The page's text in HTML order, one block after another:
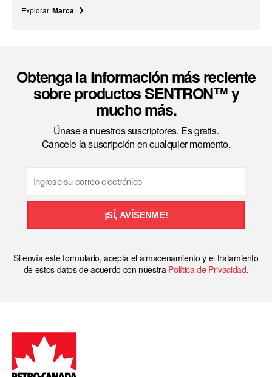
Explorar Marca
Obtenga la información más reciente
sobre productos SENTRON™ y
mucho más.
Únase a nuestros suscriptores. Es gratis.
Cancele la suscripción en cualquier momento.
¡SÍ, AVÍSENME!
Si envía este formulario, acepta el almacenamiento y el tratamiento
de estos datos de acuerdo con nuestra Política de Privacidad.